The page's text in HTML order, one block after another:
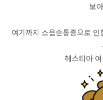
보
여기까지 소음순통증으로
헤스티아